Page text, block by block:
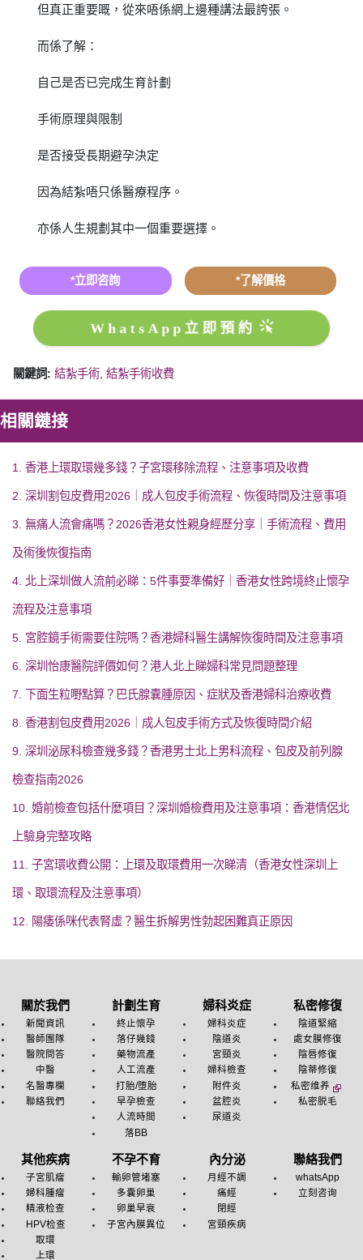
但真正重要嘅，從來唔係網上邊種講法最誇張。
而係了解：
自己是否已完成生育計劃
手術原理與限制
是否接受長期避孕決定
因為結紮唔只係醫療程序。
亦係人生規劃其中一個重要選擇。
*立即咨詢 *了解價格
WhatsApp立即預約
關鍵詞: 結紮手術, 結紮手術收費
相關鏈接
1. 香港上環取環幾多錢？子宮環移除流程、注意事項及收費
2. 深圳割包皮費用2026｜成人包皮手術流程、恢復時間及注意事項
3. 無痛人流會痛嗎？2026香港女性親身經歷分享｜手術流程、費用
及術後恢復指南
4. 北上深圳做人流前必睇：5件事要準備好｜香港女性跨境終止懷孕
流程及注意事項
5. 宮腔鏡手術需要住院嗎？香港婦科醫生講解恢復時間及注意事項
6. 深圳怡康醫院評價如何？港人北上睇婦科常見問題整理
7. 下面生粒嘢點算？巴氏腺囊腫原因、症狀及香港婦科治療收費
8. 香港割包皮費用2026｜成人包皮手術方式及恢復時間介紹
9. 深圳泌尿科檢查幾多錢？香港男士北上男科流程、包皮及前列腺
檢查指南2026
10. 婚前檢查包括什麼項目？深圳婚檢費用及注意事項：香港情侶北
上驗身完整攻略
11. 子宮環收費公開：上環及取環費用一次睇清（香港女性深圳上
環、取環流程及注意事項）
12. 陽痿係咪代表腎虛？醫生拆解男性勃起困難真正原因
關於我們
新聞資訊
醫師團隊
醫院問答
中醫
名醫專欄
聯絡我們
計劃生育
終止懷孕
落仔幾錢
藥物流產
人工流產
打胎/堕胎
早孕檢查
人流時間
落BB
婦科炎症
婦科炎症
陰道炎
宮頸炎
婦科檢查
附件炎
盆腔炎
尿道炎
私密修復
陰道緊縮
處女膜修復
陰唇修復
陰蒂修復
私密维养
私密脱毛
其他疾病
子宮肌瘤
婦科腫瘤
精液检查
HPV检查
取環
上環
不孕不育
輸卵管堵塞
多囊卵巢
卵巢早衰
子宮內膜異位
內分泌
月經不調
痛經
閉經
宮頸疾病
聯絡我們
whatsApp
立刻咨询